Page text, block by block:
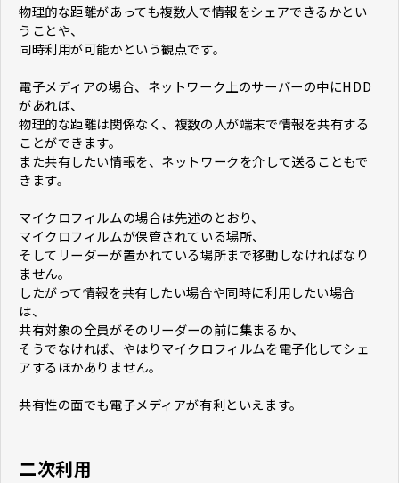
物理的な距離があっても複数人で情報をシェアできるかとい
うことや、
同時利用が可能かという観点です。
電子メディアの場合、ネットワーク上のサーバーの中にHDD
があれば、
物理的な距離は関係なく、複数の人が端末で情報を共有する
ことができます。
また共有したい情報を、ネットワークを介して送ることもで
きます。
マイクロフィルムの場合は先述のとおり、
マイクロフィルムが保管されている場所、
そしてリーダーが置かれている場所まで移動しなければなり
ません。
したがって情報を共有したい場合や同時に利用したい場合
は、
共有対象の全員がそのリーダーの前に集まるか、
そうでなければ、やはりマイクロフィルムを電子化してシェ
アするほかありません。
共有性の面でも電子メディアが有利といえます。
二次利用